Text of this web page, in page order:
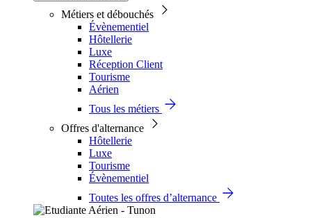
Métiers et débouchés
Évènementiel
Hôtellerie
Luxe
Réception Client
Tourisme
Aérien
Tous les métiers
Offres d'alternance
Hôtellerie
Luxe
Tourisme
Évènementiel
Toutes les offres d’alternance